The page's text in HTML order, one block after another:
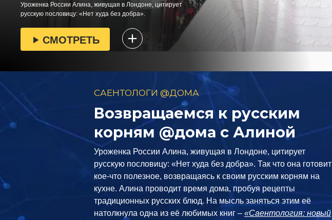
Уроженка России Алина, живущая в Лондоне, цитирует
русскую пословицу: «Нет худа без добра».
СМОТРЕТЬ
САЕНТОЛОГИ @ДОМА
Возвращаемся к русским
корням @дома с Алиной
Уроженка России Алина, живущая в Лондоне, цитирует
русскую пословицу: «Нет худа без добра». Так что она готовит
кое-что полезное, возвращаясь к своим русским корням на
кухне. Алина проводит время дома, пробуя рецепты
традиционных русских блюд. На мысль заняться этим её
натолкнула одна из её любимых книг –«Саентология: новый